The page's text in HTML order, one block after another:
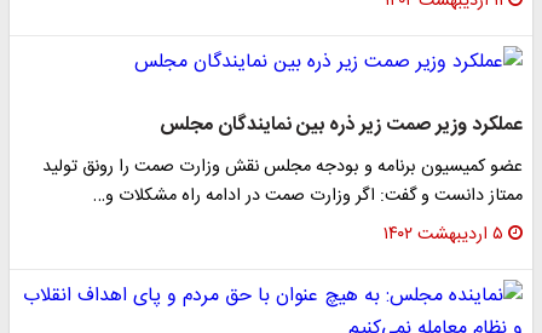
عملکرد وزیر صمت زیر ذره بین نمایندگان مجلس
عضو کمیسیون برنامه و بودجه مجلس نقش وزارت صمت را رونق تولید
ممتاز دانست و گفت: اگر وزارت صمت در ادامه راه مشکلات و…
۵ اردیبهشت ۱۴۰۲